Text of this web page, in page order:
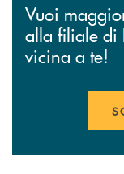
Vuoi
alla filiale di
vicina a te!